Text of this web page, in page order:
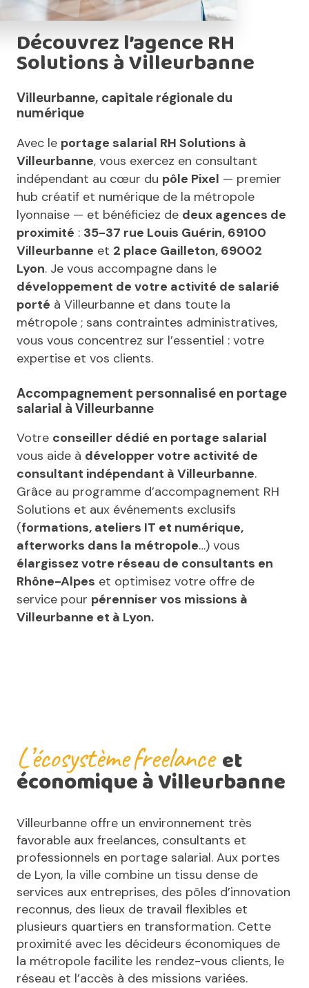
Découvrez l’agence RH
Solutions à Villeurbanne
Villeurbanne, capitale régionale du
numérique
Avec le portage salarial RH Solutions à
Villeurbanne, vous exercez en consultant
indépendant au cœur du pôle Pixel — premier
hub créatif et numérique de la métropole
lyonnaise — et bénéficiez de deux agences de
proximité : 35-37 rue Louis Guérin, 69100
Villeurbanne et 2 place Gailleton, 69002
Lyon. Je vous accompagne dans le
développement de votre activité de salarié
porté à Villeurbanne et dans toute la
métropole ; sans contraintes administratives,
vous vous concentrez sur l’essentiel : votre
expertise et vos clients.
Accompagnement personnalisé en portage
salarial à Villeurbanne
Votre conseiller dédié en portage salarial
vous aide à développer votre activité de
consultant indépendant à Villeurbanne.
Grâce au programme d’accompagnement RH
Solutions et aux événements exclusifs
(formations, ateliers IT et numérique,
afterworks dans la métropole…) vous
élargissez votre réseau de consultants en
Rhône-Alpes et optimisez votre offre de
service pour pérenniser vos missions à
Villeurbanne et à Lyon.
L’écosystèmefreelanceet
économique à Villeurbanne
Villeurbanne offre un environnement très
favorable aux freelances, consultants et
professionnels en portage salarial. Aux portes
de Lyon, la ville combine un tissu dense de
services aux entreprises, des pôles d’innovation
reconnus, des lieux de travail flexibles et
plusieurs quartiers en transformation. Cette
proximité avec les décideurs économiques de
la métropole facilite les rendez-vous clients, le
réseau et l’accès à des missions variées.